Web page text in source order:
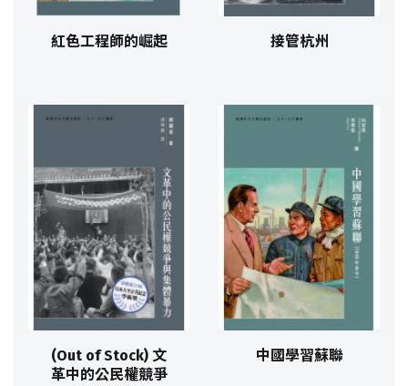
紅色工程師的崛起 接管杭州
(Out of Stock) 文
革中的公民權競爭
中國學習蘇聯